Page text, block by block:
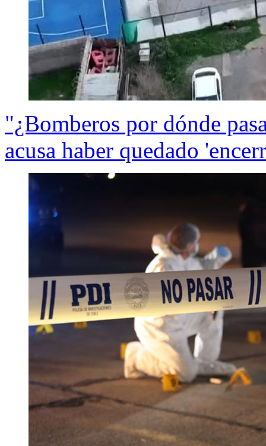
"¿Bomberos por dónde
acusa haber quedado